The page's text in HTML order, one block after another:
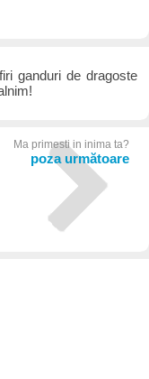
ganduri de dragoste
Ma primesti in inima ta?
poza următoare